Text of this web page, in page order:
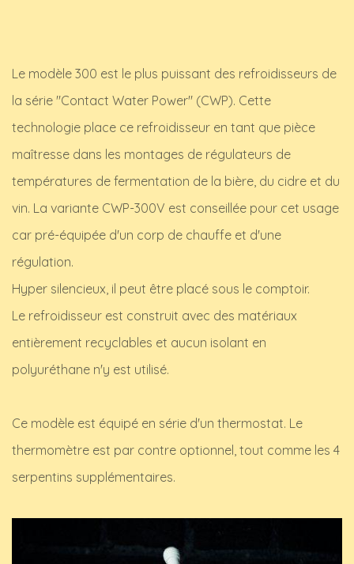
Le modèle 300 est le plus puissant des refroidisseurs de
la série "Contact Water Power" (CWP). Cette
technologie place ce refroidisseur en tant que pièce
maîtresse dans les montages de régulateurs de
températures de fermentation de la bière, du cidre et du
vin. La variante CWP-300V est conseillée pour cet usage
car pré-équipée d'un corp de chauffe et d'une
régulation.
Hyper silencieux, il peut être placé sous le comptoir.
Le refroidisseur est construit avec des matériaux
entièrement recyclables et aucun isolant en
polyuréthane n'y est utilisé.
Ce modèle est équipé en série d'un thermostat. Le
thermomètre est par contre optionnel, tout comme les 4
serpentins supplémentaires.